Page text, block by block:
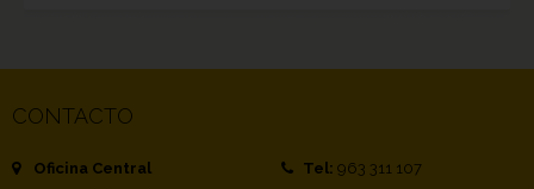
CONTACTO
Oficina Central
Tel: 963 311 107